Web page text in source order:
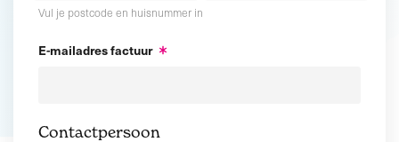
Vul je postcode en huisnummer in
E-mailadres factuur
Contactpersoon